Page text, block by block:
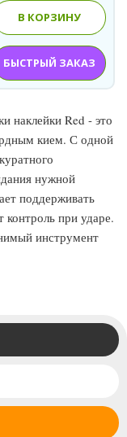
В КОРЗИНУ
БЫСТРЫЙ ЗАКАЗ
наклейки Red - это
кием. С одной
нужной
поддерживать
контроль при ударе.
инструмент